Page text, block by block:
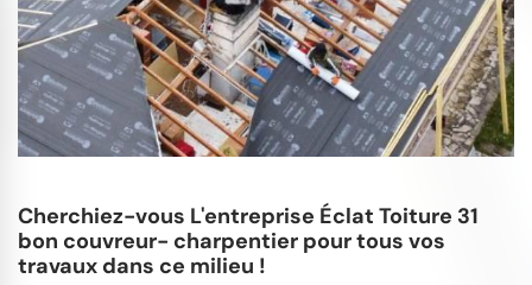
Cherchiez-vous L'entreprise Éclat Toiture 31
bon couvreur- charpentier pour tous vos
travaux dans ce milieu !